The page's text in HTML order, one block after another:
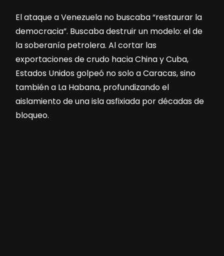
El ataque a Venezuela no buscaba “restaurar la
democracia”. Buscaba destruir un modelo: el de
la soberanía petrolera. Al cortar las
exportaciones de crudo hacia China y Cuba,
Estados Unidos golpeó no solo a Caracas, sino
también a La Habana, profundizando el
aislamiento de una isla asfixiada por décadas de
bloqueo.